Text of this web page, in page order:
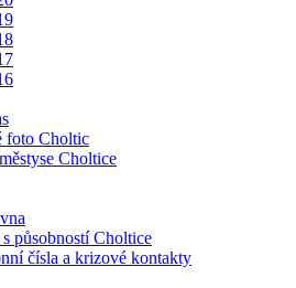
foto Choltic
Choltice
s působností Choltice
čísla a krizové kontakty